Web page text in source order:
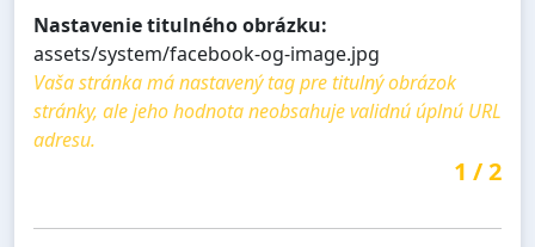
Nastavenie titulného obrázku:
assets/system/facebook-og-image.jpg
Vaša stránka má nastavený tag pre titulný obrázok
stránky, ale jeho hodnota neobsahuje validnú úplnú URL
adresu.
1 /2